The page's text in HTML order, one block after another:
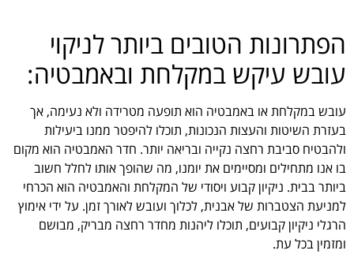
הפתרונות הטובים ביותר לניקוי
עובש עיקש במקלחת ובאמבטיה:
עובש במקלחת או באמבטיה הוא תופעה מטרידה ולא נעימה, אך
בעזרת השיטות והעצות הנכונות, תוכלו להיפטר ממנו ביעילות
ולהבטיח סביבת רחצה נקייה ובריאה יותר. חדר האמבטיה הוא מקום
בו אנו מתחילים ומסיימים את יומנו, מה שהופך אותו לחלל חשוב
ביותר בבית. ניקיון קבוע ויסודי של המקלחת והאמבטיה הוא הכרחי
למניעת הצטברות של אבנית, לכלוך ועובש לאורך זמן. על ידי אימוץ
הרגלי ניקיון קבועים, תוכלו ליהנות מחדר רחצה מבריק, מבושם
ומזמין בכל עת.